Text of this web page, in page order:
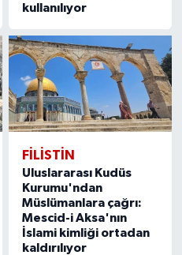
kullanılıyor
FILISTIN
Uluslararası Kudüs
Kurumu'ndan
Müslümanlara çağrı:
Mescid-i Aksa'nın
İslami kimliği ortadan
kaldırılıyor